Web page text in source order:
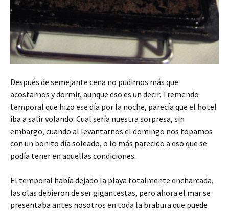
Después de semejante cena no pudimos más que
acostarnos y dormir, aunque eso es un decir. Tremendo
temporal que hizo ese día por la noche, parecía que el hotel
iba a salir volando. Cual sería nuestra sorpresa, sin
embargo, cuando al levantarnos el domingo nos topamos
con un bonito día soleado, o lo más parecido a eso que se
podía tener en aquellas condiciones.
El temporal había dejado la playa totalmente encharcada,
las olas debieron de ser gigantestas, pero ahora el mar se
presentaba antes nosotros en toda la brabura que puede